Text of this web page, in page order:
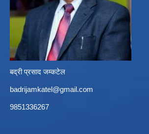
बद्री प्रसाद जम्कटेल
badrijamkatel@gmail.com
9851336267